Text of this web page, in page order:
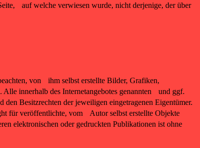
auf welche verwiesen wurde, nicht derjenige, der über
von ihm selbst erstellte Bilder, Grafiken,
innerhalb des Internetangebotes genannten und ggf.
Besitzrechten der jeweiligen eingetragenen Eigentümer.
für veröffentlichte, vom Autor selbst erstellte Objekte
elektronischen oder gedruckten Publikationen ist ohne